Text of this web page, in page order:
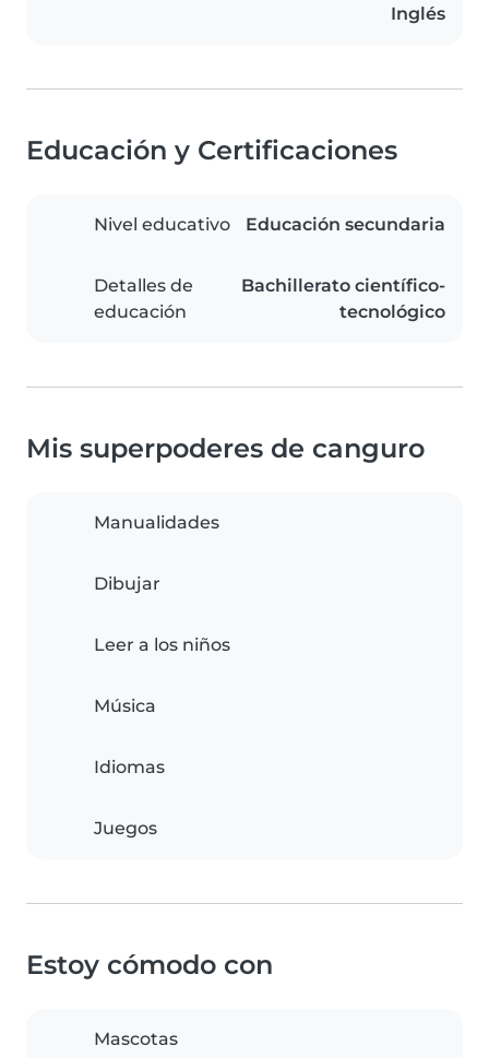
Inglés
Educación y Certificaciones
Nivel educativo Educación secundaria
Detalles de
educación
Bachillerato científico-
tecnológico
Mis superpoderes de canguro
Manualidades
Dibujar
Leer a los niños
Música
Idiomas
Juegos
Estoy cómodo con
Mascotas